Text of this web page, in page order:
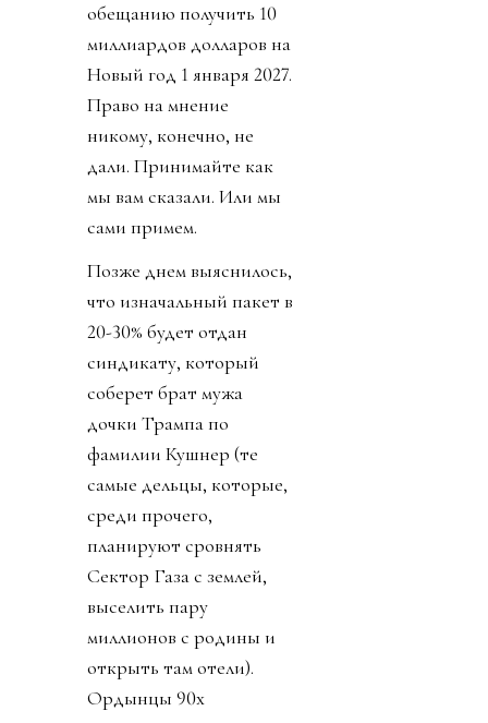
обещанию получить 10
миллиардов долларов на
Новый год 1 января 2027.
Право на мнение
никому, конечно, не
дали. Принимайте как
мы вам сказали. Или мы
сами примем.
Позже днем выяснилось,
что изначальный пакет в
20-30% будет отдан
синдикату, который
соберет брат мужа
дочки Трампа по
фамилии Кушнер (те
самые дельцы, которые,
среди прочего,
планируют сровнять
Сектор Газа с землей,
выселить пару
миллионов с родины и
открыть там отели).
Ордынцы 90х